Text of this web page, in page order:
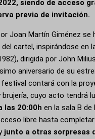
siendo de acceso
previa de invitación.
Joan Martín Giménez se
cartel, inspirándose en
dirigida por John
aniversario de su
contará con la
cuyo acto tendrá
las 20:00h en la sala B de
libre hasta
junto a otras sorpresas